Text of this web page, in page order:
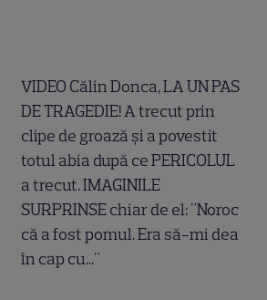
VIDEO Călin Donca, LA UN PAS
DE TRAGEDIE! A trecut prin
clipe de groază și a povestit
totul abia după ce PERICOLUL
a trecut. IMAGINILE
SURPRINSE chiar de el: "Noroc
că a fost pomul. Era să-mi dea
în cap cu..."